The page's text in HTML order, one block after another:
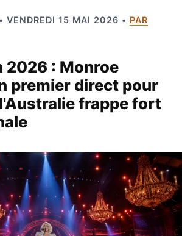
VENDREDI 15 MAI 2026 • PAR
2026 : Monroe
premier direct pour
frappe fort